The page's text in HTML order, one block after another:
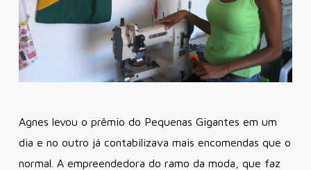
Agnes levou o prêmio do Pequenas Gigantes em um
dia e no outro já contabilizava mais encomendas que o
normal. A empreendedora do ramo da moda, que faz